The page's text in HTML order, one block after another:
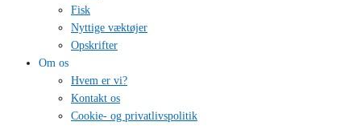
Fisk
Nyttige væktøjer
Opskrifter
Om os
Hvem er vi?
Kontakt os
Cookie- og privatlivspolitik